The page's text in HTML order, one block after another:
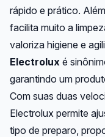
rápido e prático.
facilita muito a
valoriza higiene e
Electrolux é
garantindo um
Com suas duas
Electrolux permite
tipo de preparo,